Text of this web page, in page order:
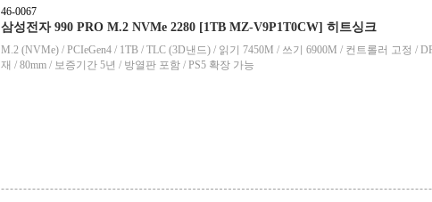
46-0067
삼성전자 990 PRO M.2 NVMe 2280 [1TB MZ-V9P1T0CW] 히트싱크
M.2 (NVMe) / PCIeGen4 / 1TB / TLC (3D낸드) / 읽기 7450M / 쓰기 6900M / 컨트롤러 고정 /
재 / 80mm / 보증기간 5년 / 방열판 포함 / PS5 확장 가능